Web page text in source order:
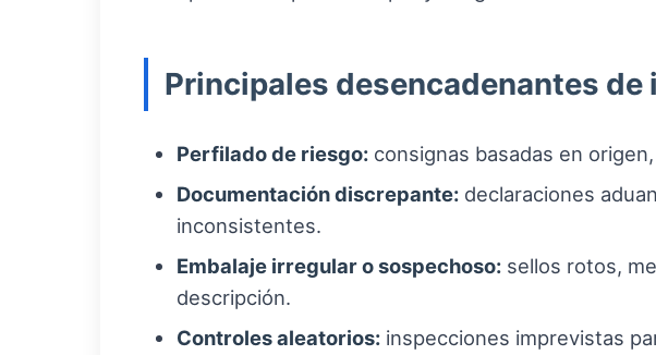
Principales desencadenantes de
Perfilado de riesgo: consignas basadas en
Documentación discrepante: declaraciones
inconsistentes.
Embalaje irregular o sospechoso: sellos rotos,
descripción.
Controles aleatorios: inspecciones imprevistas